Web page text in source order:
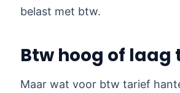
belast met btw.
Btw hoog of laag
Maar wat voor btw tarief